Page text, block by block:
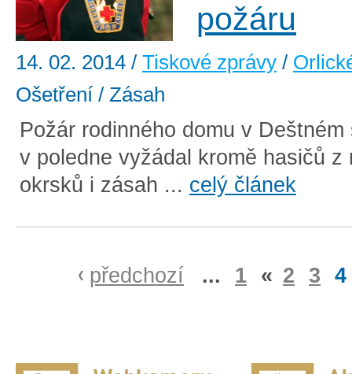
požáru
14. 02. 2014 / Tiskové zprávy /
Ošetření / Zásah
Požár rodinného domu v Deštném
v poledne vyžádal kromě hasičů z
okrsků i zásah ... celý článek
předchozí ... 1 « 2 3 4